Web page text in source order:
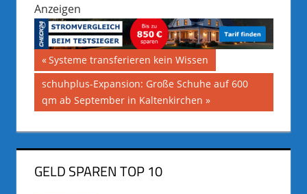
Anzeigen
Beitragsnavigation
Vorheriger
Beitrag:
Systeme transferieren kein Wissen
Nächster
Beitrag:
schuhplus-Expansion: Große Schuhe auf 600
qm ab September in Kaltenkirchen
GELD SPAREN TOP 10